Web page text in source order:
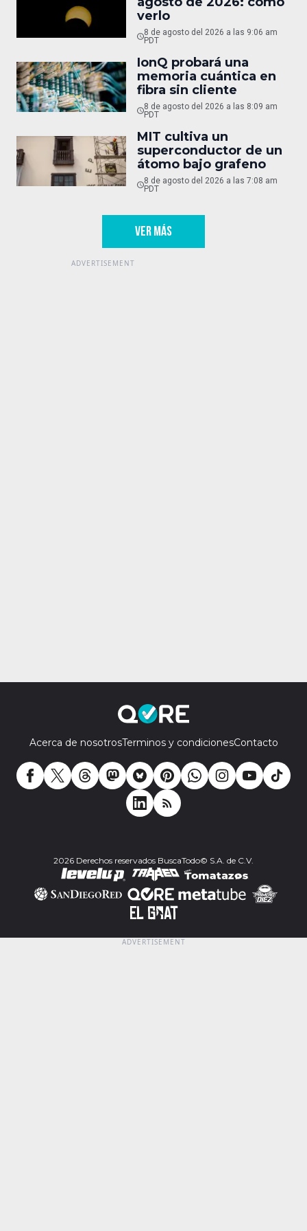
verlo
8 de agosto del 2026 a las 9:06 am
PDT
IonQ probará una
memoria cuántica en
fibra sin cliente
8 de agosto del 2026 a las 8:09 am
PDT
MIT cultiva un
superconductor de un
átomo bajo grafeno
8 de agosto del 2026 a las 7:08 am
PDT
VER MÁS
Acerca de nosotrosTerminos y condicionesContacto
2026 Derechos reservados BuscaTodo© S.A. de C.V.